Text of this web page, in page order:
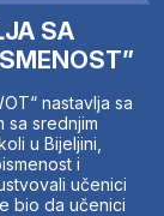
SA
nastavlja sa
sa srednjim
u Bijeljini,
i
učenici
bio da učenici